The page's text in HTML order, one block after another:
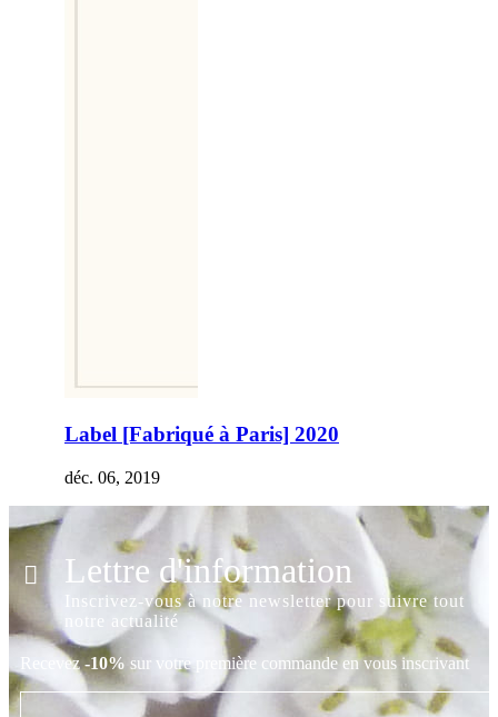
Label [Fabriqué à Paris] 2020
déc. 06, 2019
Lettre d'information
Inscrivez-vous à notre newsletter pour suivre tout
notre actualité
Recevez-10% sur votre première commande en vous inscrivant